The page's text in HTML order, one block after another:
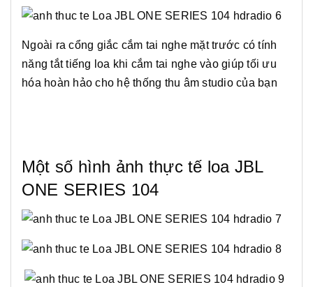
Ngoài ra cổng giắc cắm tai nghe mặt trước có tính
năng tắt tiếng loa khi cắm tai nghe vào giúp tối ưu
hóa hoàn hảo cho hệ thống thu âm studio của bạn
Một số hình ảnh thực tế loa JBL
ONE SERIES 104